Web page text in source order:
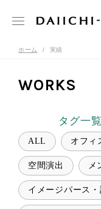
ホーム 実績
WORKS
タグ一
ALL オフィ
空間演出 メ
イメージパース・